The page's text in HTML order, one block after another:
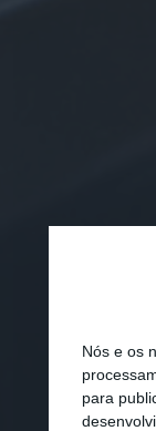
Nós e os
para